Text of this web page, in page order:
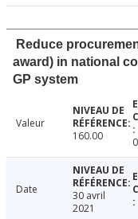
Reduce
award) in national
GP system
Valeur
160.00
Date
30 avril
2021